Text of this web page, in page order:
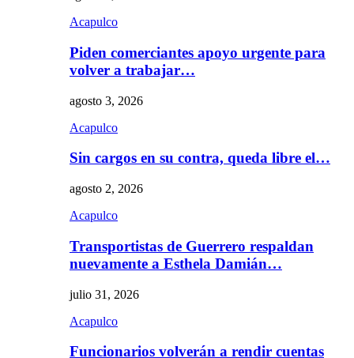
Acapulco
Piden comerciantes apoyo urgente para
volver a trabajar…
agosto 3, 2026
Acapulco
Sin cargos en su contra, queda libre el…
agosto 2, 2026
Acapulco
Transportistas de Guerrero respaldan
nuevamente a Esthela Damián…
julio 31, 2026
Acapulco
Funcionarios volverán a rendir cuentas